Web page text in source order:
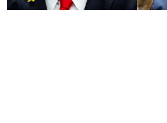
Local News